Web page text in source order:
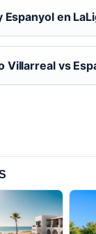
en
Villarreal vs